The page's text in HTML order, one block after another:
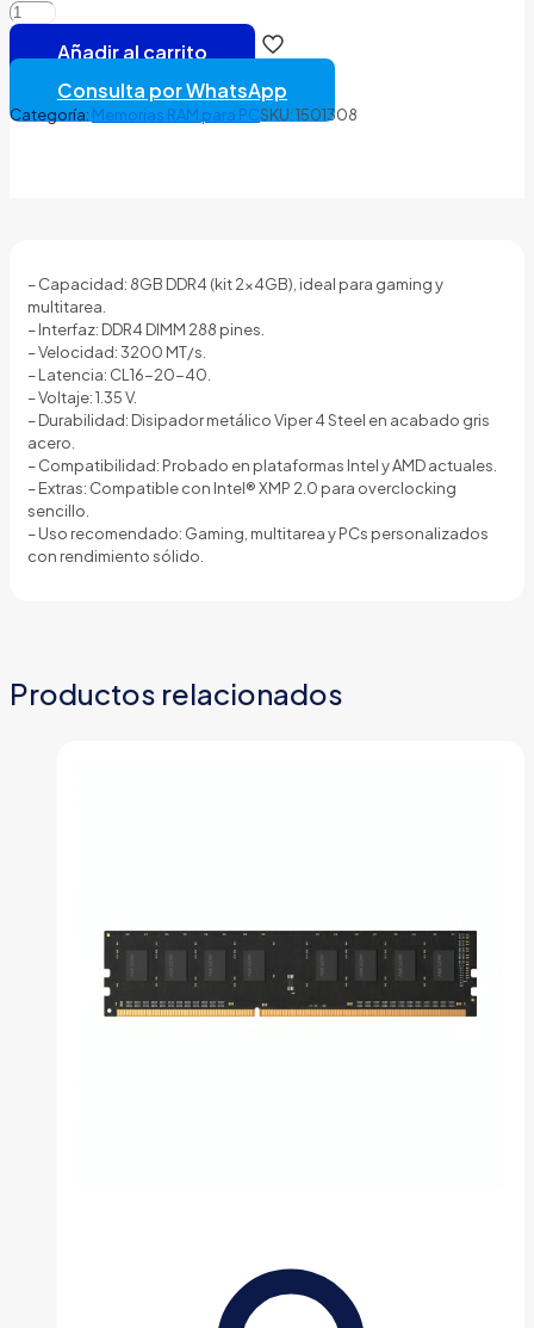
MEMORIA
RAM
PC
(2×4GB)
PATRIOT
1.35V
PVS48G320C6K
V4S
GRIS
cantidad
Añadir al carrito
Consulta por WhatsApp
Categoría: Memorias RAM para PCSKU:1501308
– Capacidad: 8GB DDR4 (kit 2×4GB), ideal para gaming y
multitarea.
– Interfaz: DDR4 DIMM 288 pines.
– Velocidad: 3200 MT/s.
– Latencia: CL16-20-40.
– Voltaje: 1.35 V.
– Durabilidad: Disipador metálico Viper 4 Steel en acabado gris
acero.
– Compatibilidad: Probado en plataformas Intel y AMD actuales.
– Extras: Compatible con Intel® XMP 2.0 para overclocking
sencillo.
– Uso recomendado: Gaming, multitarea y PCs personalizados
con rendimiento sólido.
Productos relacionados